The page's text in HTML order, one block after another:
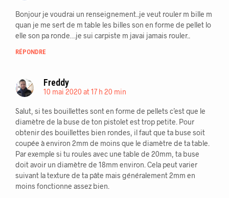
Bonjour je voudrai un renseignement..je veut rouler m bille m
quan je me sert de m table les billes son en forme de pellet lo
elle son pa ronde…je sui carpiste m javai jamais rouler..
RÉPONDRE
Freddy
10 mai 2020 at 17 h 20 min
Salut, si tes bouillettes sont en forme de pellets c’est que le
diamètre de la buse de ton pistolet est trop petite. Pour
obtenir des bouillettes bien rondes, il faut que ta buse soit
coupée à environ 2mm de moins que le diamètre de ta table.
Par exemple si tu roules avec une table de 20mm, ta buse
doit avoir un diamètre de 18mm environ. Cela peut varier
suivant la texture de ta pâte mais généralement 2mm en
moins fonctionne assez bien.